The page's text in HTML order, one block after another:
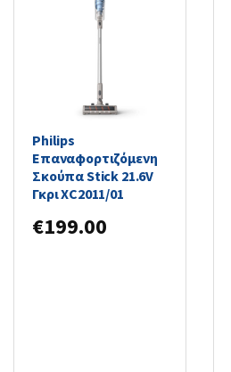
Philips
Επαναφορτιζόμενη
Σκούπα Stick 21.6V
Γκρι XC2011/01
€199.00